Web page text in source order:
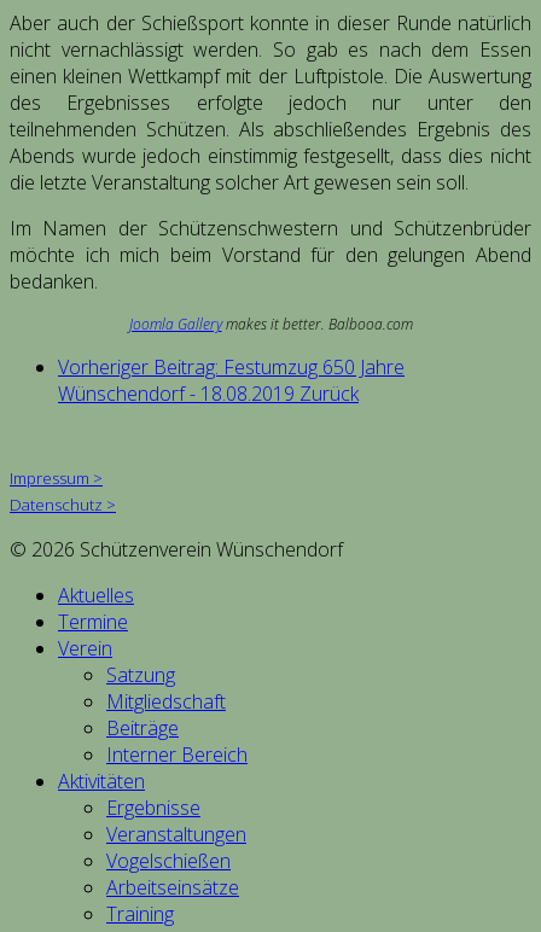
Aber auch der Schießsport konnte in dieser Runde natürlich
nicht vernachlässigt werden. So gab es nach dem Essen
einen kleinen Wettkampf mit der Luftpistole. Die Auswertung
des Ergebnisses erfolgte jedoch nur unter den
teilnehmenden Schützen. Als abschließendes Ergebnis des
Abends wurde jedoch einstimmig festgesellt, dass dies nicht
die letzte Veranstaltung solcher Art gewesen sein soll.
Im Namen der Schützenschwestern und Schützenbrüder
möchte ich mich beim Vorstand für den gelungen Abend
bedanken.
Joomla Gallerymakes it better. Balbooa.com
Vorheriger Beitrag: Festumzug 650 Jahre
Wünschendorf - 18.08.2019 Zurück
Impressum >
Datenschutz >
© 2026 Schützenverein Wünschendorf
Aktuelles
Termine
Verein
Satzung
Mitgliedschaft
Beiträge
Interner Bereich
Aktivitäten
Ergebnisse
Veranstaltungen
Vogelschießen
Arbeitseinsätze
Training